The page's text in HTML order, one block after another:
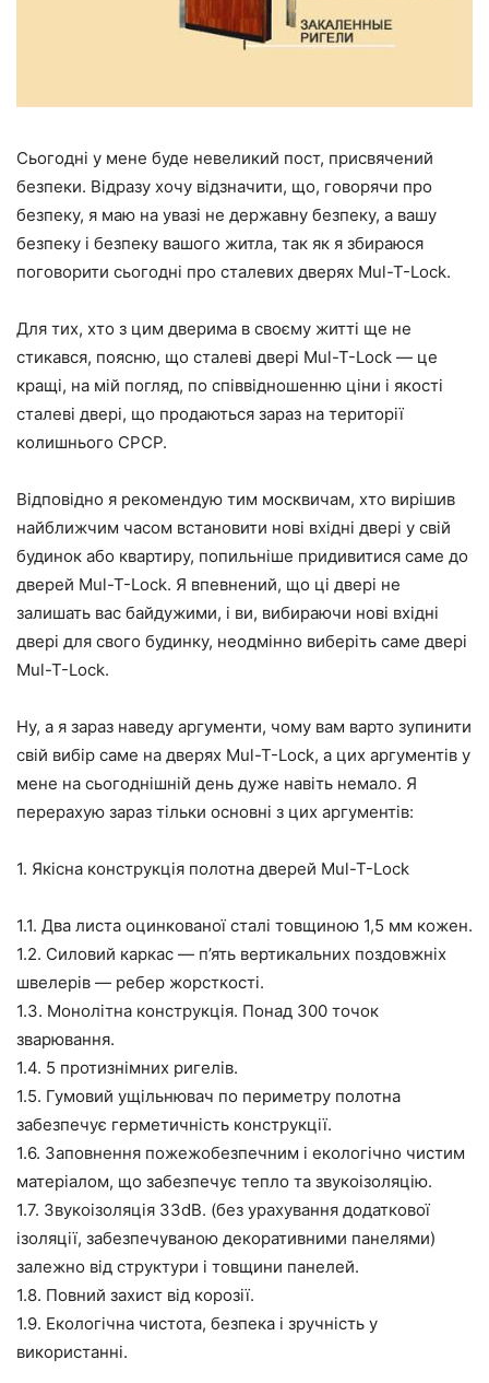
Сьогодні у мене буде невеликий пост, присвячений
безпеки. Відразу хочу відзначити, що, говорячи про
безпеку, я маю на увазі не державну безпеку, а вашу
безпеку і безпеку вашого житла, так як я збираюся
поговорити сьогодні про сталевих дверях Mul-T-Lock.
Для тих, хто з цим дверима в своєму житті ще не
стикався, поясню, що сталеві двері Mul-T-Lock — це
кращі, на мій погляд, по співвідношенню ціни і якості
сталеві двері, що продаються зараз на території
колишнього СРСР.
Відповідно я рекомендую тим москвичам, хто вирішив
найближчим часом встановити нові вхідні двері у свій
будинок або квартиру, попильніше придивитися саме до
дверей Mul-T-Lock. Я впевнений, що ці двері не
залишать вас байдужими, і ви, вибираючи нові вхідні
двері для свого будинку, неодмінно виберіть саме двері
Mul-T-Lock.
Ну, а я зараз наведу аргументи, чому вам варто зупинити
свій вибір саме на дверях Mul-T-Lock, а цих аргументів у
мене на сьогоднішній день дуже навіть немало. Я
перерахую зараз тільки основні з цих аргументів:
1. Якісна конструкція полотна дверей Mul-T-Lock
1.1. Два листа оцинкованої сталі товщиною 1,5 мм кожен.
1.2. Силовий каркас — п’ять вертикальних поздовжніх
швелерів — ребер жорсткості.
1.3. Монолітна конструкція. Понад 300 точок
зварювання.
1.4. 5 протизнімних ригелів.
1.5. Гумовий ущільнювач по периметру полотна
забезпечує герметичність конструкції.
1.6. Заповнення пожежобезпечним і екологічно чистим
матеріалом, що забезпечує тепло та звукоізоляцію.
1.7. Звукоізоляція 33dB. (без урахування додаткової
ізоляції, забезпечуваною декоративними панелями)
залежно від структури і товщини панелей.
1.8. Повний захист від корозії.
1.9. Екологічна чистота, безпека і зручність у
використанні.